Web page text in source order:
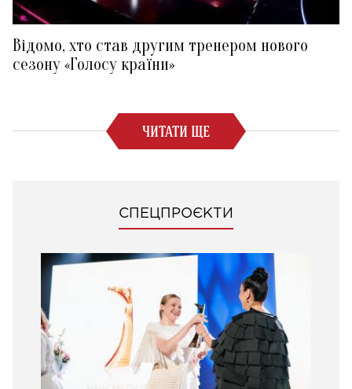
Відомо, хто став другим тренером нового
сезону «Голосу країни»
ЧИТАТИ ЩЕ
СПЕЦПРОЄКТИ